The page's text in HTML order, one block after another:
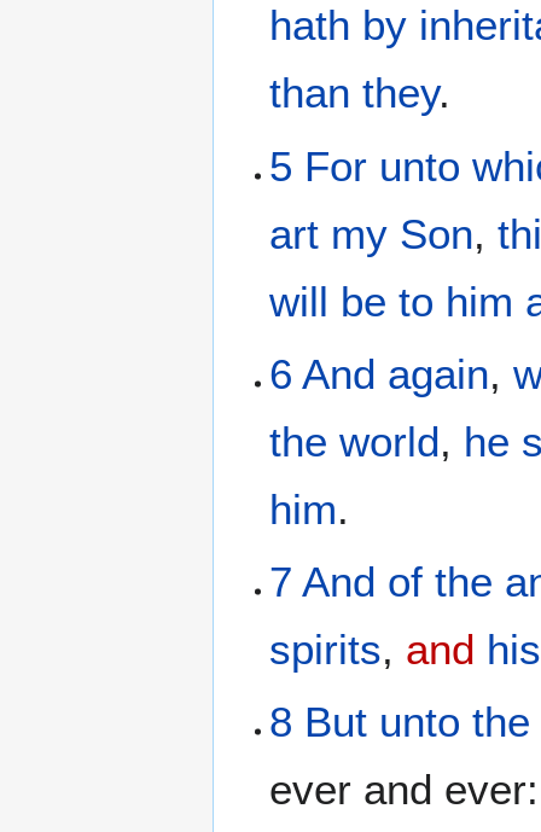
hath by
than they.
5 For unto
art my Son,
will be to him
6 And again,
the world, he
him.
7 And of the
spirits, and his
8 But unto the
ever and